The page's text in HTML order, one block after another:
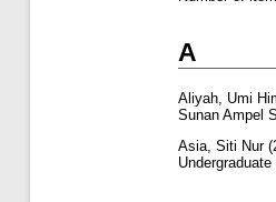
A
Aliyah, Umi
Sunan Ampel
Asia, Siti Nur